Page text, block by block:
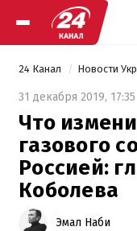
24 Канал Новости
31 декабря 2019, 17:35
Что
газового
Россией:
Коболева
Эмал Наби